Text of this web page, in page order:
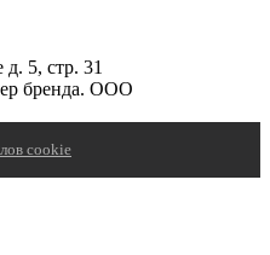
5, стр. 31
бренда. ООО
cookie